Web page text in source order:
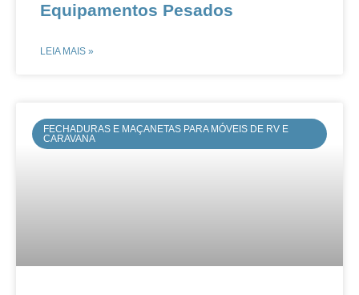
Equipamentos Pesados​
LEIA MAIS »
FECHADURAS E MAÇANETAS PARA MÓVEIS DE RV E
CARAVANA